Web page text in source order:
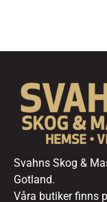
Svahns Skog &
Gotland.
Våra butiker finns